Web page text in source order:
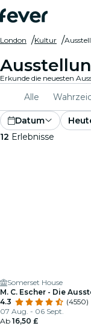
London Kultur
Alle
Datum
12 Erlebnisse
Somerset House
M. C. Escher - Die
4.3
(4550)
07 Aug. - 06 Sept.
Ab 16,50 £